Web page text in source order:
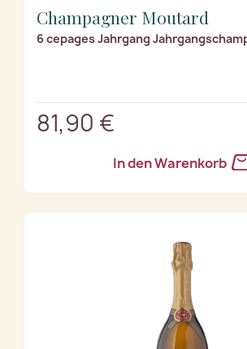
Champagner Moutard
6 cepages Jahrgang
81,90 €
In den Warenkorb